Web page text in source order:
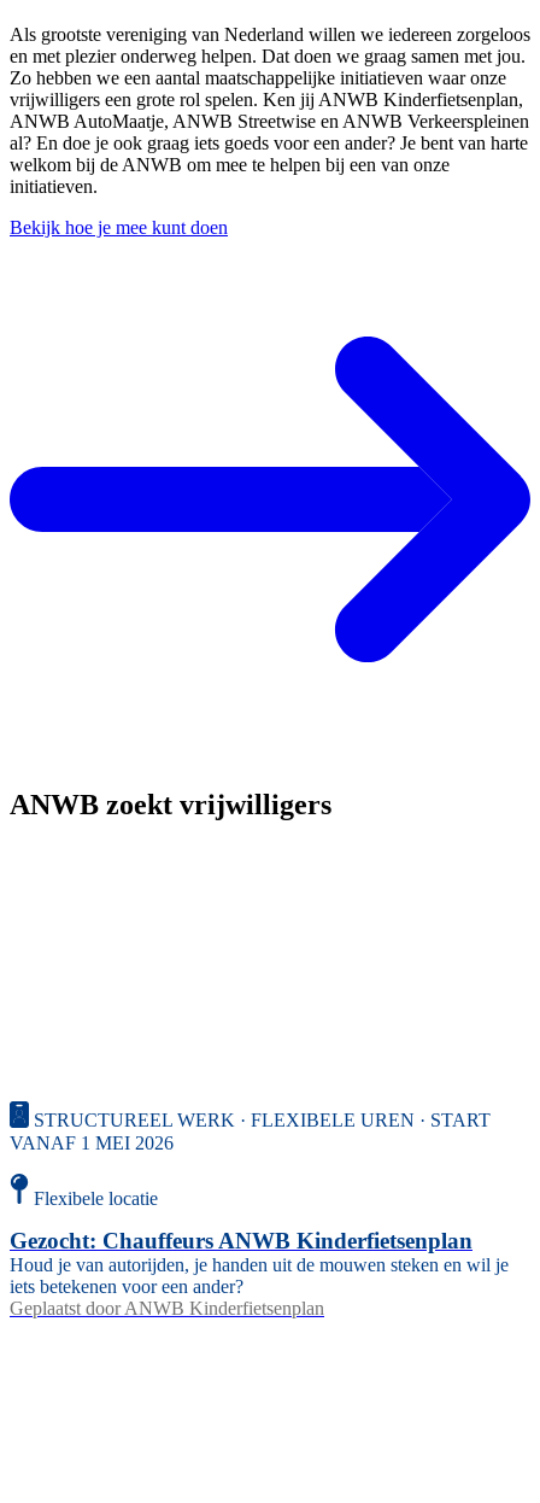
Als grootste vereniging van Nederland willen we iedereen zorgeloos
en met plezier onderweg helpen. Dat doen we graag samen met jou.
Zo hebben we een aantal maatschappelijke initiatieven waar onze
vrijwilligers een grote rol spelen. Ken jij ANWB Kinderfietsenplan,
ANWB AutoMaatje, ANWB Streetwise en ANWB Verkeerspleinen
al? En doe je ook graag iets goeds voor een ander? Je bent van harte
welkom bij de ANWB om mee te helpen bij een van onze
initiatieven.
Bekijk hoe je mee kunt doen
ANWB zoekt vrijwilligers
STRUCTUREEL WERK · FLEXIBELE UREN · START
VANAF 1 MEI 2026
Flexibele locatie
Gezocht: Chauffeurs ANWB Kinderfietsenplan
Houd je van autorijden, je handen uit de mouwen steken en wil je
iets betekenen voor een ander?
Geplaatst door ANWB Kinderfietsenplan